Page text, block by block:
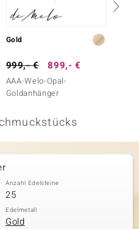
Gold
999,- € 899,- €
AAA-Welo-Opal-
Goldanhänger
Anzahl Edelsteine
25
Edelmetall
Gold